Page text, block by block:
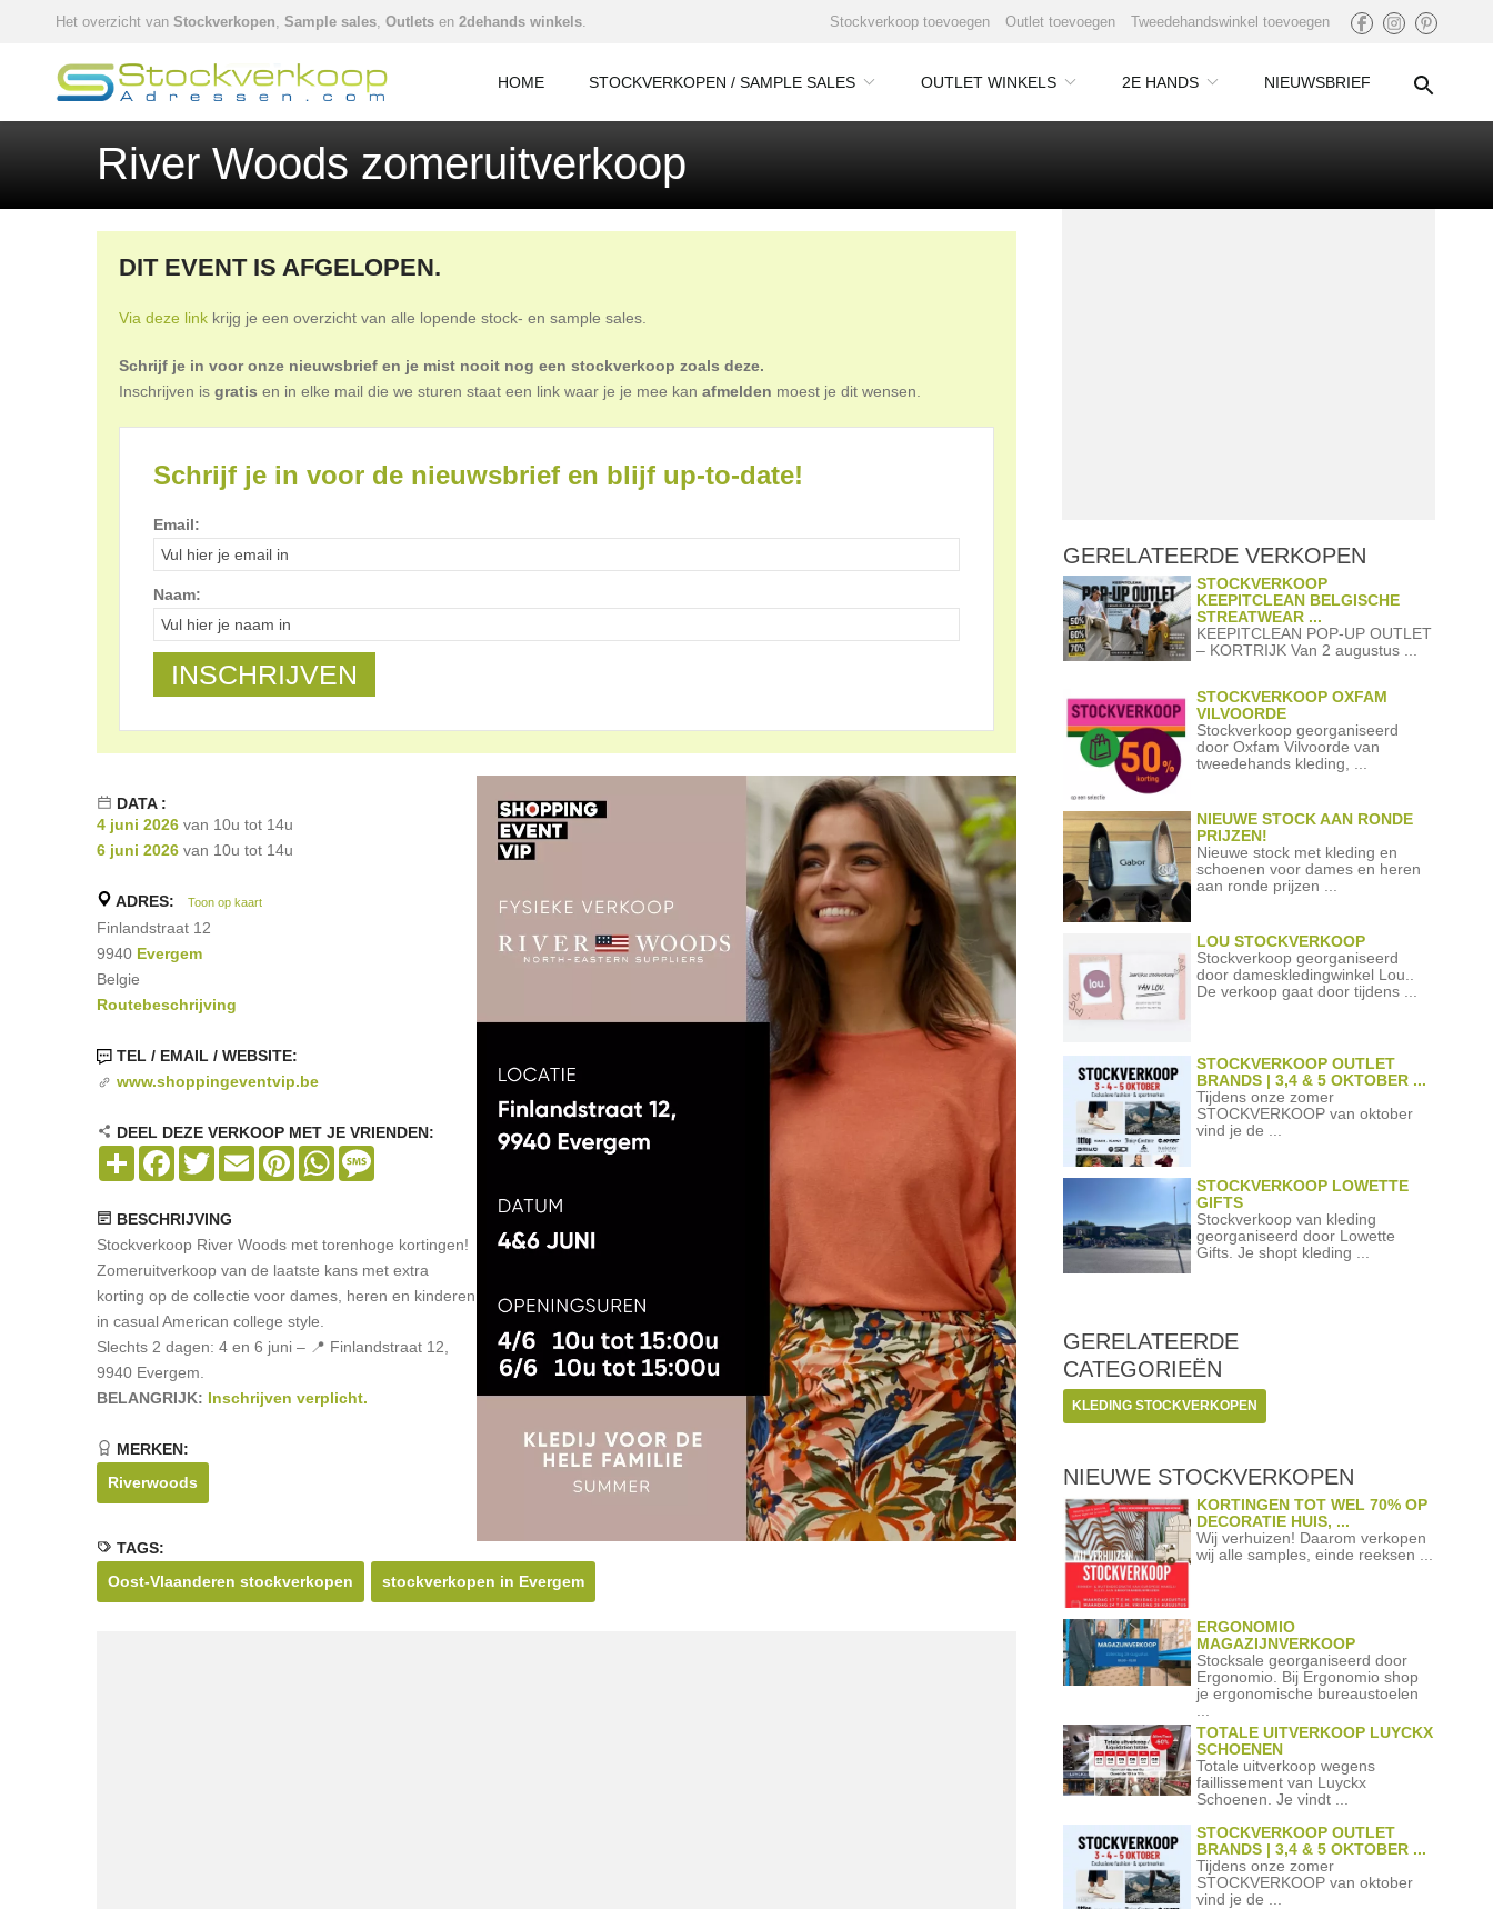
Het overzicht van Stockverkopen, Sample sales, Outlets en 2dehands winkels. Stockverkoop toevoegen Outlet toevoegen Tweedehandswinkel toevoegen
HOME STOCKVERKOPEN / SAMPLE SALES OUTLET WINKELS 2E HANDS NIEUWSBRIEF
River Woods zomeruitverkoop
DIT EVENT IS AFGELOPEN.
Via deze link krijg je een overzicht van alle lopende stock- en sample sales.
Schrijf je in voor onze nieuwsbrief en je mist nooit nog een stockverkoop zoals deze.
Inschrijven is gratis en in elke mail die we sturen staat een link waar je je mee kan afmelden moest je dit wensen.
Schrijf je in voor de nieuwsbrief en blijf up-to-date!
Email:
Naam:
DATA :
4 juni 2026 van 10u tot 14u
6 juni 2026 van 10u tot 14u
ADRES: Toon op kaart
Finlandstraat 12
9940 Evergem
Belgie
Routebeschrijving
TEL / EMAIL / WEBSITE:
www.shoppingeventvip.be
DEEL DEZE VERKOOP MET JE VRIENDEN:
Share Facebook
TwitterEmail PinterestWhatsApp
BESCHRIJVING
Stockverkoop River Woods met torenhoge kortingen!
Zomeruitverkoop van de laatste kans met extra
korting op de collectie voor dames, heren en kinderen
in casual American college style.
Slechts 2 dagen: 4 en 6 juni – 📍 Finlandstraat 12,
9940 Evergem.
BELANGRIJK: Inschrijven verplicht.
MERKEN:
Riverwoods
TAGS:
Oost-Vlaanderen stockverkopen
stockverkopen in Evergem
GERELATEERDE VERKOPEN
STOCKVERKOOP
KEEPITCLEAN BELGISCHE
STREATWEAR ...
KEEPITCLEAN POP-UP OUTLET
– KORTRIJK Van 2 augustus ...
STOCKVERKOOP OXFAM
VILVOORDE
Stockverkoop georganiseerd
door Oxfam Vilvoorde van
tweedehands kleding, ...
NIEUWE STOCK AAN RONDE
PRIJZEN!
Nieuwe stock met kleding en
schoenen voor dames en heren
aan ronde prijzen ...
LOU STOCKVERKOOP
Stockverkoop georganiseerd
door dameskledingwinkel Lou..
De verkoop gaat door tijdens ...
STOCKVERKOOP OUTLET
BRANDS | 3,4 & 5 OKTOBER ...
Tijdens onze zomer
STOCKVERKOOP van oktober
vind je de ...
STOCKVERKOOP LOWETTE
GIFTS
Stockverkoop van kleding
georganiseerd door Lowette
Gifts. Je shopt kleding ...
GERELATEERDE
CATEGORIEËN
KLEDING STOCKVERKOPEN
NIEUWE STOCKVERKOPEN
KORTINGEN TOT WEL 70% OP
DECORATIE HUIS, ...
Wij verhuizen! Daarom verkopen
wij alle samples, einde reeksen ...
ERGONOMIO
MAGAZIJNVERKOOP
Stocksale georganiseerd door
Ergonomio. Bij Ergonomio shop
je ergonomische bureaustoelen
TOTALE UITVERKOOP LUYCKX
SCHOENEN
Totale uitverkoop wegens
faillissement van Luyckx
Schoenen. Je vindt ...
STOCKVERKOOP OUTLET
BRANDS | 3,4 & 5 OKTOBER ...
Tijdens onze zomer
STOCKVERKOOP van oktober
vind je de ...